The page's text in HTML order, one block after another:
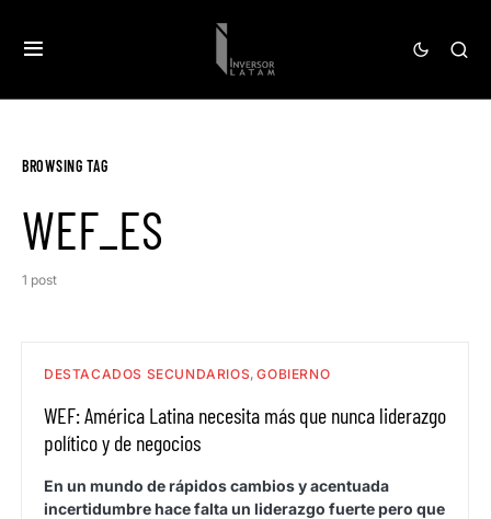
BROWSING TAG
WEF_ES
1 post
DESTACADOS SECUNDARIOS GOBIERNO
WEF: América Latina necesita más que nunca liderazgo
político y de negocios
En un mundo de rápidos cambios y acentuada
incertidumbre hace falta un liderazgo fuerte pero que